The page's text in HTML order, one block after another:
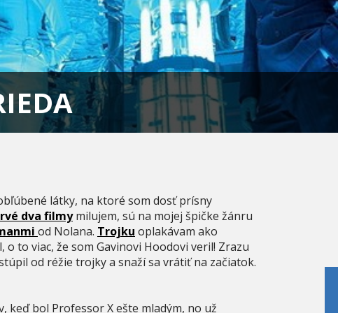
látky, na ktoré som dosť prísny
dva filmymilujem, sú na mojej špičke žánru
od Nolana. Trojku oplakávam ako
o to viac, že som Gavinovi Hoodovi veril! Zrazu
od réžie trojky a snaží sa vrátiť na začiatok.
keď bol Professor X ešte mladým, no už